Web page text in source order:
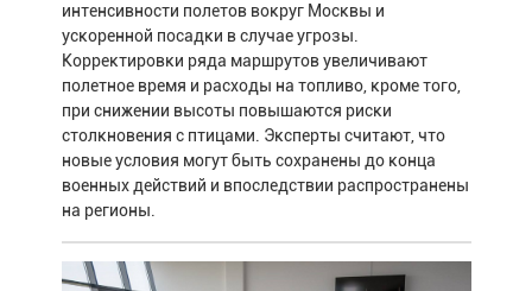
интенсивности полетов вокруг Москвы и
ускоренной посадки в случае угрозы.
Корректировки ряда маршрутов увеличивают
полетное время и расходы на топливо, кроме того,
при снижении высоты повышаются риски
столкновения с птицами. Эксперты считают, что
новые условия могут быть сохранены до конца
военных действий и впоследствии распространены
на регионы.